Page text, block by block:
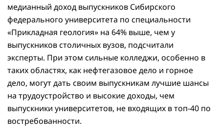
медианный доход выпускников Сибирского
федерального университета по специальности
«Прикладная геология» на 64% выше, чем у
выпускников столичных вузов, подсчитали
эксперты. При этом сильные колледжи, особенно в
таких областях, как нефтегазовое дело и горное
дело, могут дать своим выпускникам лучшие шансы
на трудоустройство и высокие доходы, чем
выпускники университетов, не входящих в топ-40 по
востребованности.